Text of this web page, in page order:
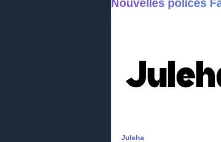
Nouvelles polices
Juleha